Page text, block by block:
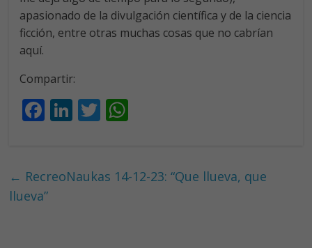
apasionado de la divulgación científica y de la ciencia
ficción, entre otras muchas cosas que no cabrían
aquí.
Compartir:
F
b
o
Li
e
T
er s
← RecreoNaukas 14-12-23: “Que llueva, que
llueva”